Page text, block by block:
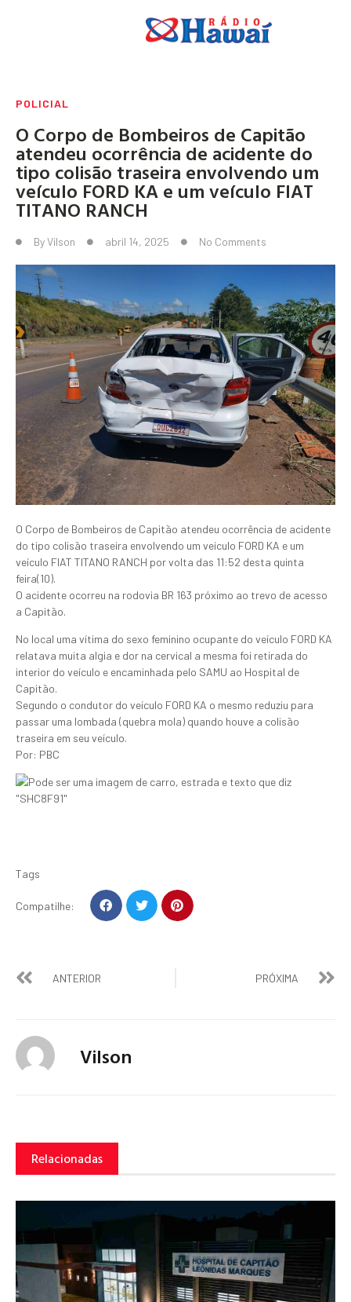
POLICIAL
O Corpo de Bombeiros de Capitão
atendeu ocorrência de acidente do
tipo colisão traseira envolvendo um
veículo FORD KA e um veículo FIAT
TITANO RANCH
ByVilson abril 14, 2025 No Comments
O Corpo de Bombeiros de Capitão atendeu ocorrência de acidente
do tipo colisão traseira envolvendo um veículo FORD KA e um
veículo FIAT TITANO RANCH por volta das 11:52 desta quinta
feira(10).
O acidente ocorreu na rodovia BR 163 próximo ao trevo de acesso
a Capitão.
No local uma vítima do sexo feminino ocupante do veículo FORD KA
relatava muita algia e dor na cervical a mesma foi retirada do
interior do veículo e encaminhada pelo SAMU ao Hospital de
Capitão.
Segundo o condutor do veículo FORD KA o mesmo reduziu para
passar uma lombada (quebra mola) quando houve a colisão
traseira em seu veículo.
Por: PBC
Tags
Compatilhe:
ANTERIOR PRÓXIMA
Vilson
Relacionadas